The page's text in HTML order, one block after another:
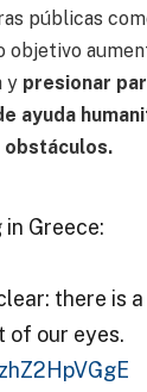
públicas
objetivo
y presionar
ayuda
obstáculos.
Greece:
there is
of our eyes.